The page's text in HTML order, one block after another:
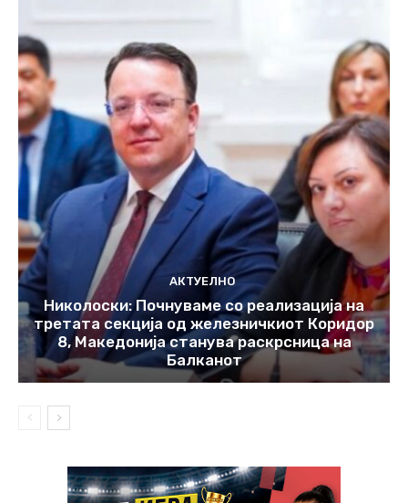
АКТУЕЛНО
Николоски: Почнуваме со реализација на
третата секција од железничкиот Коридор
8, Македонија станува раскрсница на
Балканот